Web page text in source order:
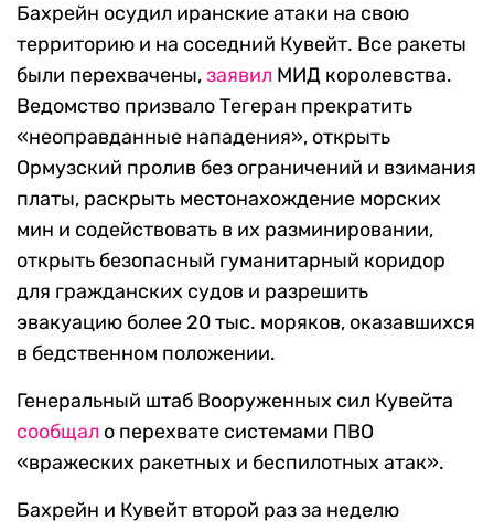
Бахрейн осудил иранские атаки на свою
территорию и на соседний Кувейт. Все ракеты
были перехвачены,заявил МИД королевства.
Ведомство призвало Тегеран прекратить
«неоправданные нападения», открыть
Ормузский пролив без ограничений и взимания
платы, раскрыть местонахождение морских
мин и содействовать в их разминировании,
открыть безопасный гуманитарный коридор
для гражданских судов и разрешить
эвакуацию более 20 тыс. моряков, оказавшихся
в бедственном положении.
Генеральный штаб Вооруженных сил Кувейта
сообщал о перехвате системами ПВО
«вражеских ракетных и беспилотных атак».
Бахрейн и Кувейт второй раз за неделю